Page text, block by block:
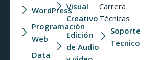
WordPress
Programación
Web
Data
Visual
Creativo
Edición
de Audio
Carrera
Técnicas
Soporte
Tecnico